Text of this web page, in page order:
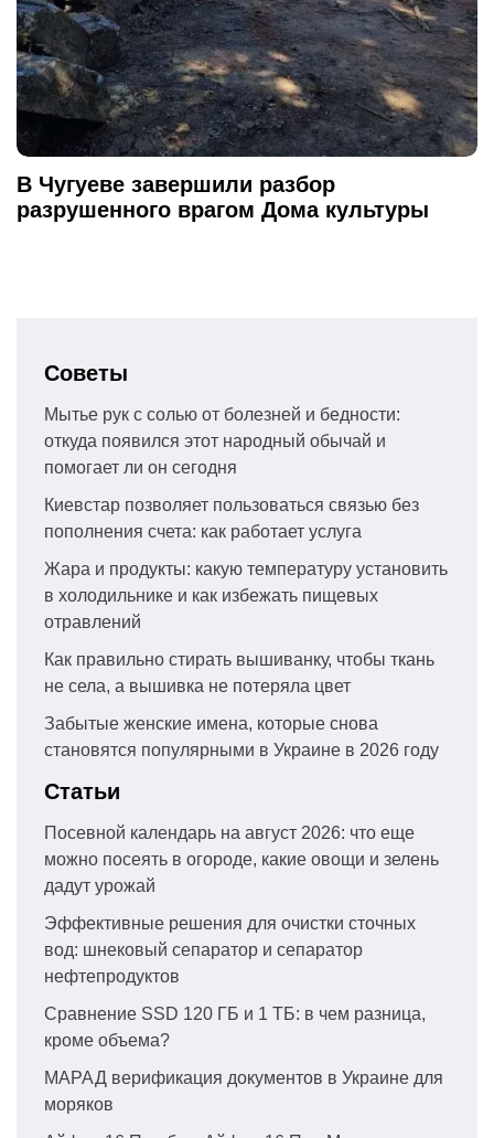
В Чугуеве завершили разбор
разрушенного врагом Дома культуры
Советы
Мытье рук с солью от болезней и бедности:
откуда появился этот народный обычай и
помогает ли он сегодня
Киевстар позволяет пользоваться связью без
пополнения счета: как работает услуга
Жара и продукты: какую температуру установить
в холодильнике и как избежать пищевых
отравлений
Как правильно стирать вышиванку, чтобы ткань
не села, а вышивка не потеряла цвет
Забытые женские имена, которые снова
становятся популярными в Украине в 2026 году
Статьи
Посевной календарь на август 2026: что еще
можно посеять в огороде, какие овощи и зелень
дадут урожай
Эффективные решения для очистки сточных
вод: шнековый сепаратор и сепаратор
нефтепродуктов
Сравнение SSD 120 ГБ и 1 ТБ: в чем разница,
кроме объема?
МАРАД верификация документов в Украине для
моряков